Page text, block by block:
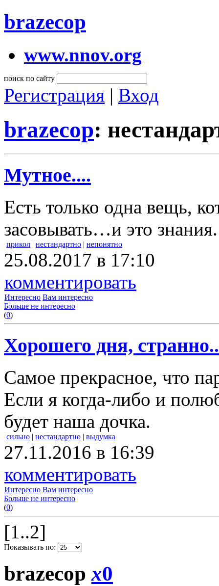
brazecop
www.nnov.org
поиск по сайту
Регистрация | Вход
brazecop:
Мутное....
Есть только одна вещь,
засовывать…и это знания.
прикол | нестандартно | непонятно
25.08.2017 в 17:10
комментировать
Интересно Вам интересно
Больше не интересно
(0)
Хорошего дня,
Самое прекрасное, что
Если я когда-либо и
будет наша дочка.
сильно | нестандартно | выдумка
27.11.2016 в 16:39
комментировать
Интересно Вам интересно
Больше не интересно
(0)
[1..2]
Показывать по:
brazecopx0